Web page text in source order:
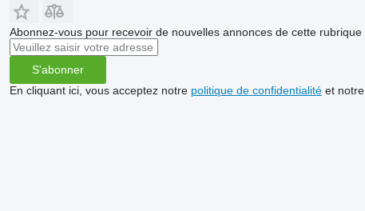
Abonnez-vous pour recevoir de nouvelles annonces de cette rubrique
S'abonner
En cliquant ici, vous acceptez notre politique de confidentialitéet notre